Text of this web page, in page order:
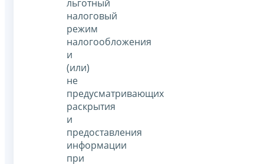
льготный
налоговый
режим
налогообложения
и
(или)
не
предусматривающих
раскрытия
и
предоставления
информации
при